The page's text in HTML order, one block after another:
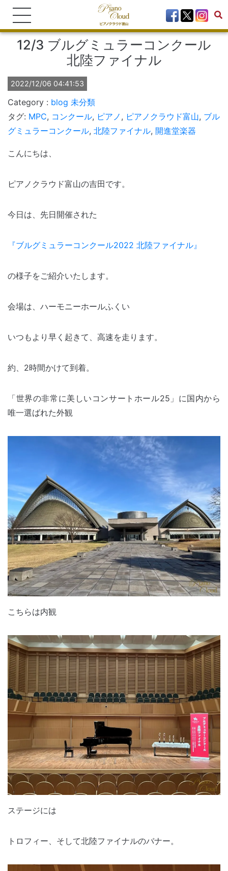
12/3 ブルグミュラーコンクール
北陸ファイナル
2022/12/06 04:41:53
blog 未分類
タグ: MPC, コンクール, ピアノ , ピアノクラウド富山, ブル
グミュラーコンクール, 北陸ファイナル, 開進堂楽器
こんにちは、
ピアノクラウド富山の吉田です。
今日は、先日開催された
『ブルグミュラーコンクール2022 北陸ファイナル』
の様子をご紹介いたします。
会場は、ハーモニーホールふくい
いつもより早く起きて、高速を走ります。
約、2時間かけて到着。
「世界の非常に美しいコンサートホール25」に国内から
唯一選ばれた外観
こちらは内観
ステージには
トロフィー、そして北陸ファイナルのバナー。